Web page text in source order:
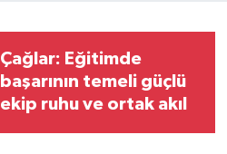
Çağlar: Eğitimde
başarının temeli güçlü
ekip ruhu ve ortak akıl